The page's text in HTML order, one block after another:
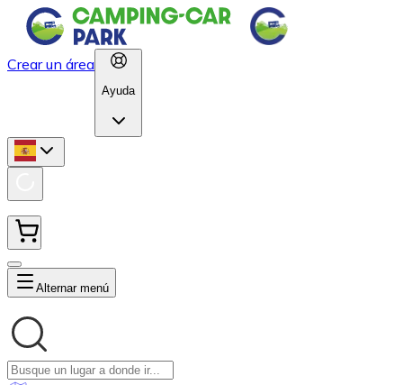
Crear un área
Ayuda
Alternar menú